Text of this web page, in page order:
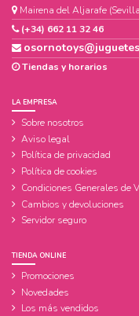
Mairena del Aljarafe
(+34) 662 11 32 46
Tiendas y horarios
LA EMPRESA
Sobre nosotros
Aviso legal
Política de privacidad
Política de cookies
Condiciones Generales de
Cambios y devoluciones
Servidor seguro
TIENDA ONLINE
Promociones
Novedades
Los más vendidos